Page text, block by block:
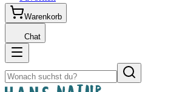
Warenkorb
Chat